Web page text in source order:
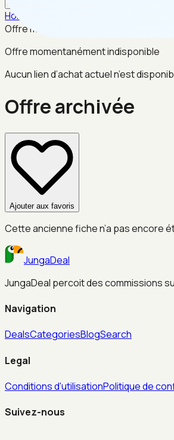
Home
Offre momentanément indisponible
Offre momentanément indisponible
Aucun lien d’achat actuel n’est
Offre archivée
Ajouter aux favoris
Cette ancienne fiche n’a pas encore
JungaDeal
JungaDeal percoit des commissions
Navigation
DealsCategoriesBlogSearch
Legal
Conditions d'utilisationPolitique de
Suivez-nous